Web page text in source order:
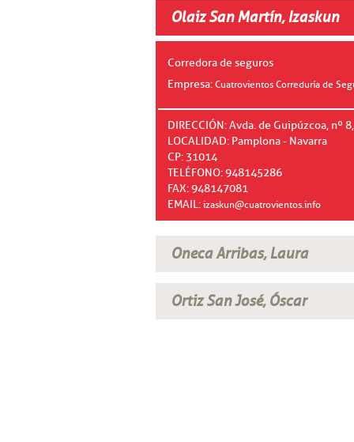
Olaiz San Martín, Izaskun
Corredora de seguros
Empresa:Cuatrovientos Correduría de
DIRECCIÓN: Avda. de Guipúzcoa, nº
LOCALIDAD: Pamplona - Navarra
CP: 31014
TELÉFONO: 948145286
FAX: 948147081
EMAIL:izaskun@cuatrovientos.info
Oneca Arribas, Laura
Ortiz San José, Óscar